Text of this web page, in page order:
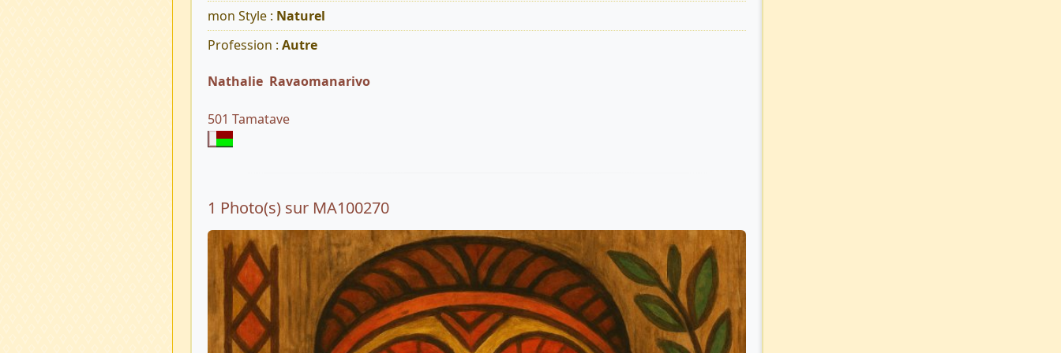
mon Style : Naturel
Profession : Autre
Nathalie Ravaomanarivo
501 Tamatave
1 Photo(s) sur MA100270